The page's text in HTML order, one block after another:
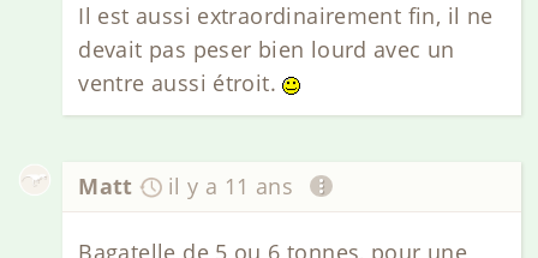
Il est aussi extraordinairement fin, il ne
devait pas peser bien lourd avec un
ventre aussi étroit.
Matt il y a 11 ans
Bagatelle de 5 ou 6 tonnes, pour une